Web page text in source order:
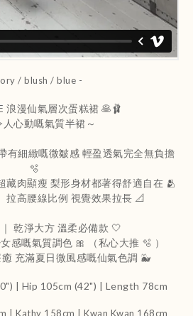
/ blush / blue -
漫仙氣層次蛋糕裙 🥞🩰
人心動嘅氣質半裙～
有細緻嘅微皺感 輕盈透氣完全無負擔
🫧
藏肉顯瘦 梨形身材都著得舒適自在 🫂
拉高腰線比例 視覺效果拉長 📐
乾淨大方 溫柔必備款 🤍
感嘅氣質調色 🎀 （私心大推 🫧 ）
充滿夏日微風感嘅仙氣色調 🐳
| Hip 105cm (42") | Length 78cm
| Kathy 158cm |Kwan Kwan 168cm